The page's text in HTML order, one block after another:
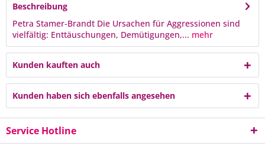
Beschreibung
Petra Stamer-Brandt Die Ursachen für Aggressionen sind
vielfältig: Enttäuschungen, Demütigungen,... mehr
Kunden kauften auch
Kunden haben sich ebenfalls angesehen
Service Hotline